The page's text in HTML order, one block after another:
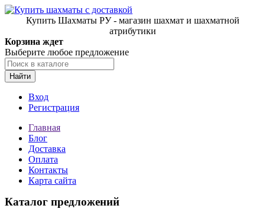
Купить Шахматы РУ - магазин шахмат и шахматной
атрибутики
Корзина ждет
Выберите любое предложение
Найти
Вход
Регистрация
Главная
Блог
Доставка
Оплата
Контакты
Карта сайта
Каталог предложений